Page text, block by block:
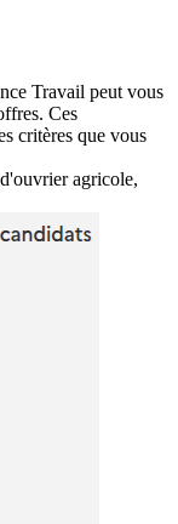
Travail peut vous
Ces
critères que vous
agricole,